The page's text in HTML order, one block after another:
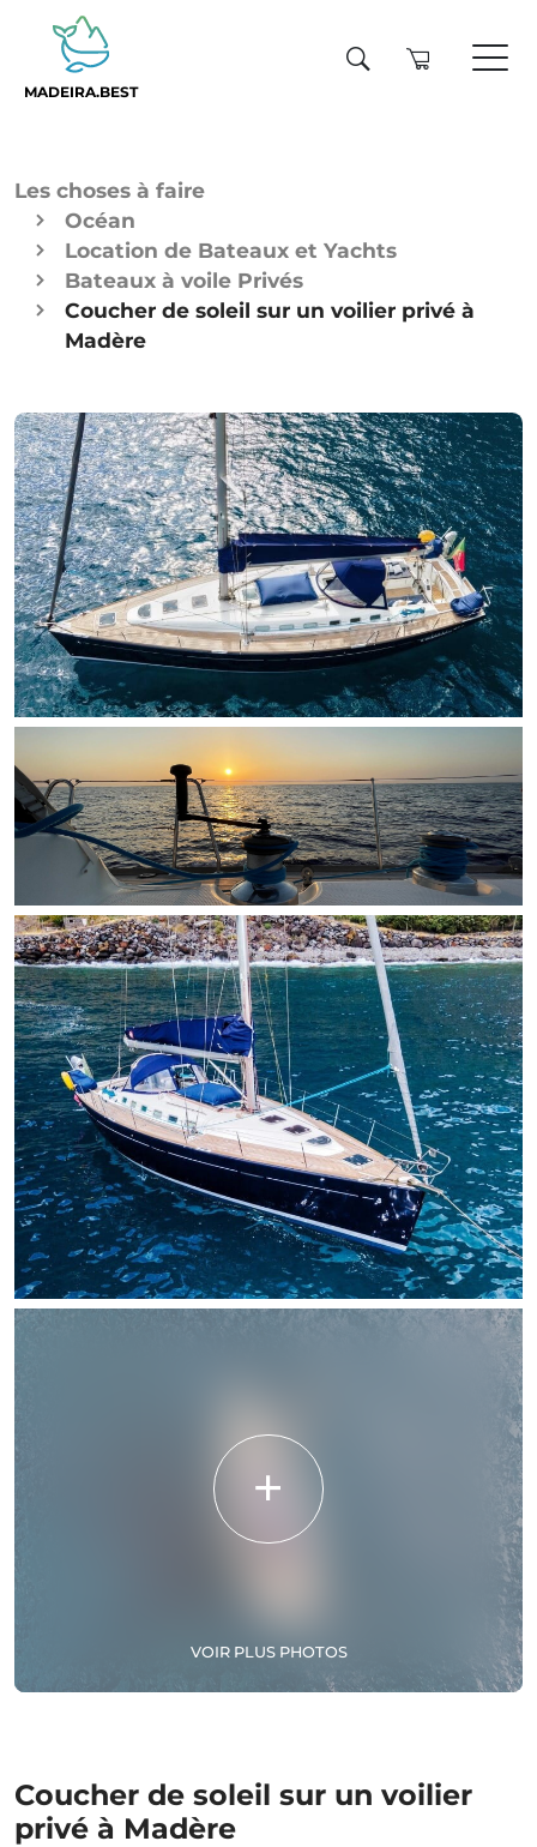
MADEIRA.BEST
Les choses à faire
Océan
Location de Bateaux et Yachts
Bateaux à voile Privés
Coucher de soleil sur un voilier privé à
Madère
VOIR PLUS PHOTOS
Coucher de soleil sur un voilier
privé à Madère